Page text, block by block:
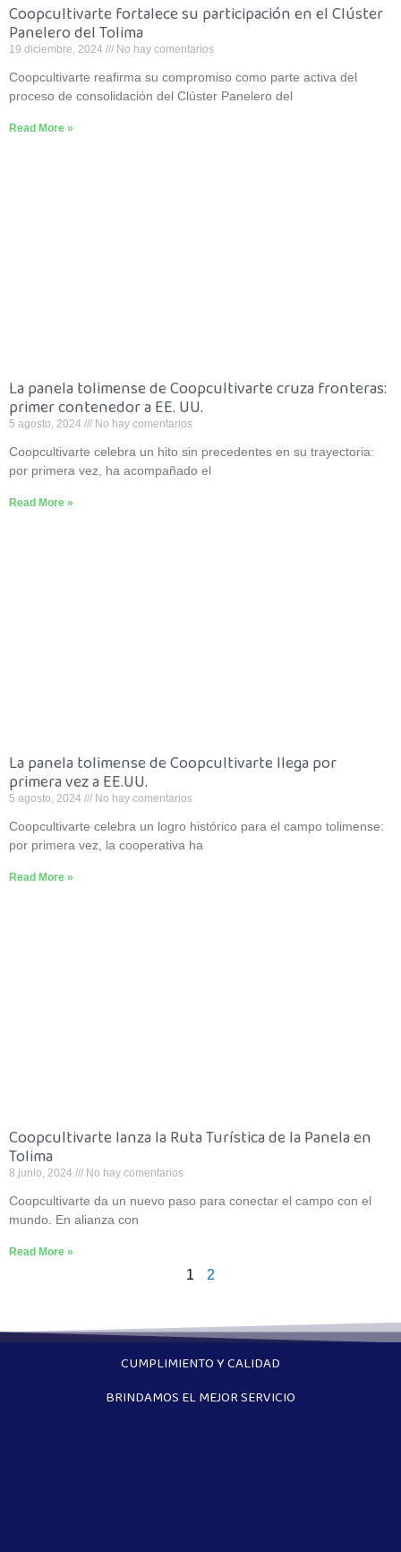
Coopcultivarte fortalece su participación en el Clúster
Panelero del Tolima
19 diciembre, 2024 No hay comentarios
Coopcultivarte reafirma su compromiso como parte activa del
proceso de consolidación del Clúster Panelero del
Read More »
La panela tolimense de Coopcultivarte cruza fronteras:
primer contenedor a EE. UU.
5 agosto, 2024 No hay comentarios
Coopcultivarte celebra un hito sin precedentes en su trayectoria:
por primera vez, ha acompañado el
Read More »
La panela tolimense de Coopcultivarte llega por
primera vez a EE.UU.
5 agosto, 2024 No hay comentarios
Coopcultivarte celebra un logro histórico para el campo tolimense:
por primera vez, la cooperativa ha
Read More »
Coopcultivarte lanza la Ruta Turística de la Panela en
Tolima
8 junio, 2024 No hay comentarios
Coopcultivarte da un nuevo paso para conectar el campo con el
mundo. En alianza con
Read More »
1 2
CUMPLIMIENTO Y CALIDAD
BRINDAMOS EL MEJOR SERVICIO